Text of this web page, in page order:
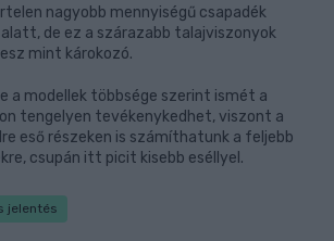
nagyobb mennyiségű csapadék
de ez a szárazabb talajviszonyok
mint károkozó.
a modellek többsége szerint ismét a
tengelyen tevékenykedhet, viszont a
eső részeken is számíthatunk a feljebb
csupán itt picit kisebb eséllyel.
jelentés